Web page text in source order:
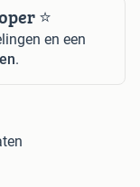
⭐️
en een
.